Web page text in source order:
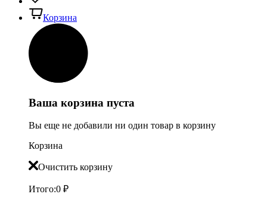
Корзина
Ваша корзина пуста
Вы еще не добавили ни один товар в корзину
Корзина
Очистить корзину
Итого:0 ₽